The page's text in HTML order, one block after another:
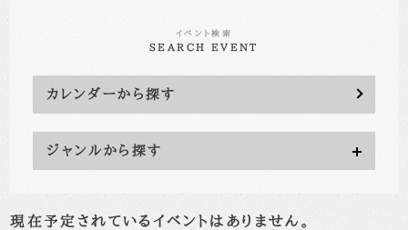
イベント検索
SEARCH EVENT
カレンダーから探す
ジャンルから探す
現在予定されているイベントはありません。